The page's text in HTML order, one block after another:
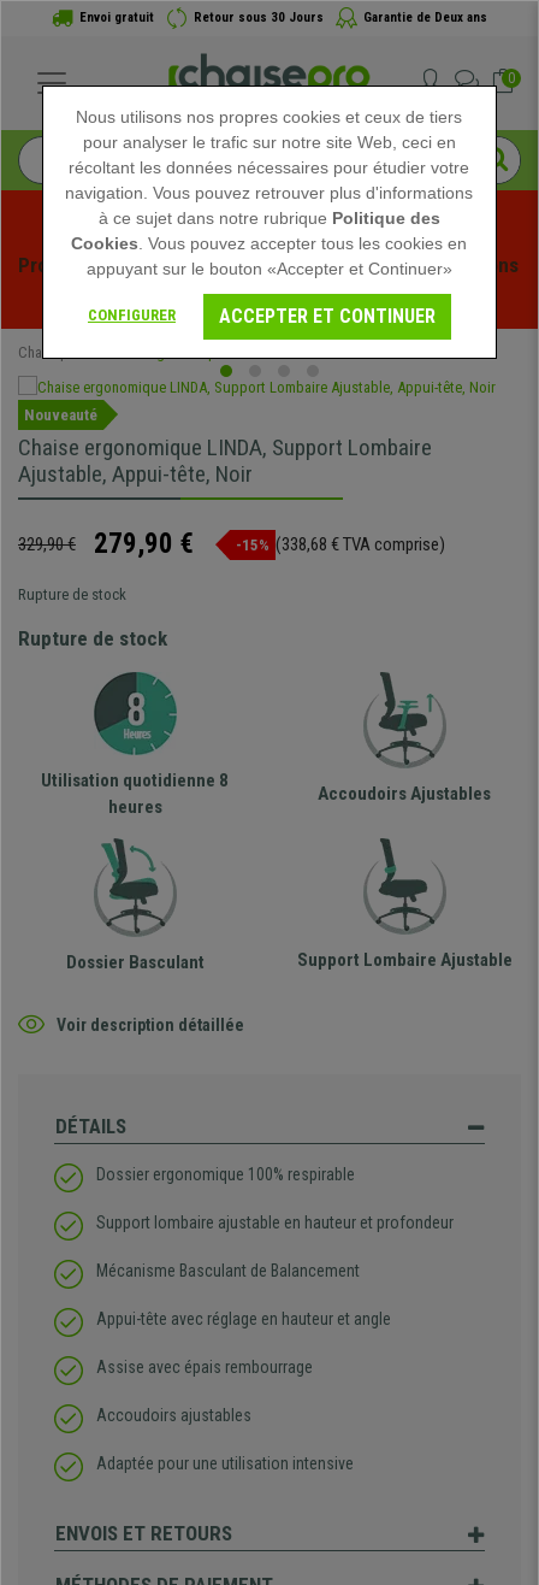
Envoi gratuit Retour sous 30 Jours Garantie de Deux ans
0
Profitez des soldes d'été chez Chaisepro ! Des réductions
exclusives pour une durée limitée - Voir l'offre
Chaisepro
Nouveauté
Chaise ergonomique LINDA, Support Lombaire
Ajustable, Appui-tête, Noir
329,90 € 279,90 € -15% (338,68 € TVA comprise)
Rupture de stock
Rupture de stock
Utilisation quotidienne 8
heures
Accoudoirs Ajustables
Dossier Basculant Support Lombaire Ajustable
Voir description détaillée
DÉTAILS
Dossier ergonomique 100% respirable
Support lombaire ajustable en hauteur et profondeur
Mécanisme Basculant de Balancement
Appui-tête avec réglage en hauteur et angle
Assise avec épais rembourrage
Accoudoirs ajustables
Adaptée pour une utilisation intensive
ENVOIS ET RETOURS
Nous utilisons nos propres cookies et ceux de tiers
pour analyser le trafic sur notre site Web, ceci en
récoltant les données nécessaires pour étudier votre
navigation. Vous pouvez retrouver plus d'informations
à ce sujet dans notre rubrique Politique des
Cookies . Vous pouvez accepter tous les cookies en
appuyant sur le bouton «Accepter et Continuer»
CONFIGURER ACCEPTER ET CONTINUER